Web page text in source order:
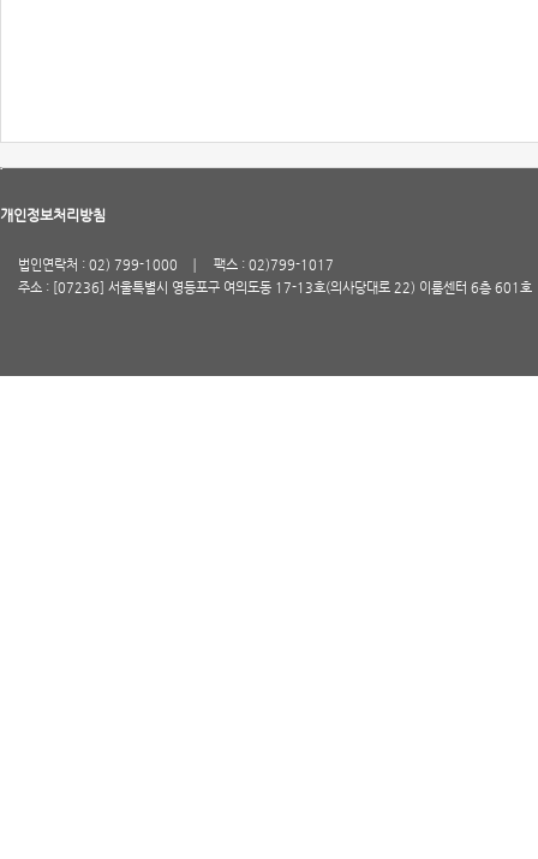
개인정보처리방침
법인연락처 : 02) 799-1000
팩스 : 02)799-1017
주소 : [07236] 서울특별시 영등포구 여의도동 17-13호(의사당대로 22) 이룸센터 6층 601호